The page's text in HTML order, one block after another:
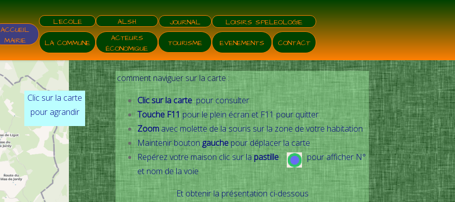
ACCUEIL
MAIRIE
LA COMMUNE
ACTEURS
ÉCONOMIQUE
TOURISME EVENEMENTS CONTACT
JOURNAL LOISIRS SPELEOLOGIE
L'ECOLE ALSH
comment naviguer sur la carte :
Clic sur la cartepour consulter
Touche F11 pour le plein écran et F11 pour quitter
Zoom avec molette de la souris sur la zone de votre habitation
Maintenir bouton gauche pour déplacer la carte
Repérez votre maison clic sur lapastille pour afficher N°
et nom de la voie
Et obtenir la présentation ci-dessous
Clic sur la carte
pour agrandir